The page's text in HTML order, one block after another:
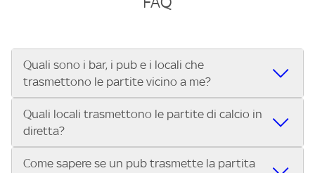
Quali sono i bar, i pub e i locali che
trasmettono le partite vicino a me?
Se cerchi un bar, pub, ristorante o locale vicino a te per
vedere le partite di Serie A ENILIVE, la Serie C Sky Wifi, la
UEFA Champions League, la UEFA Europa League, la UEFA
Conference League, il Tennis, la Formula 1®, la MotoGP™ e
Quali locali trasmettono le partite di calcio in
diretta?
Vuoi sapere quali bar, pub o ristoranti mostrano le partite
Come sapere se un pub trasmette la partita